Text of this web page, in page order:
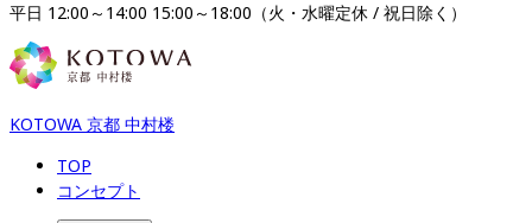
平日 12:00～14:00 15:00～18:00（火・水曜定休 / 祝日除く）
KOTOWA 京都 中村楼
TOP
コンセプト